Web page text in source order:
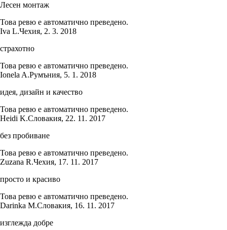
Лесен монтаж
Това ревю е автоматично преведено.
Iva L.Чехия, 2. 3. 2018
страхотно
Това ревю е автоматично преведено.
Ionela A.Румъния, 5. 1. 2018
идея, дизайн и качество
Това ревю е автоматично преведено.
Heidi K.Словакия, 22. 11. 2017
без пробиване
Това ревю е автоматично преведено.
Zuzana R.Чехия, 17. 11. 2017
просто и красиво
Това ревю е автоматично преведено.
Darinka M.Словакия, 16. 11. 2017
изглежда добре